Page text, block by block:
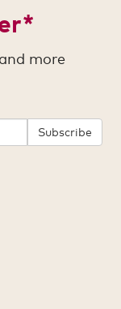
more
Subscribe